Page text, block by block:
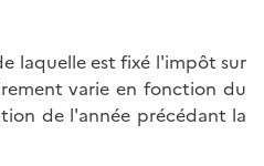
laquelle est fixé l'impôt sur
varie en fonction du
de l'année précédant la